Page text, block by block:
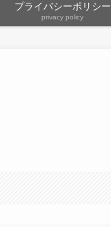
プライバシーポリシー
privacy policy